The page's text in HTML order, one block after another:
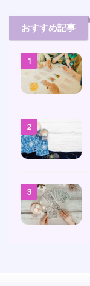
おすすめ記事
1
2
3